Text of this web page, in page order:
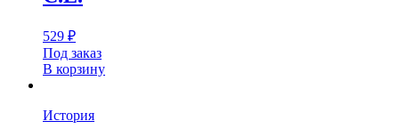
529 ₽
Под заказ
В корзину
История